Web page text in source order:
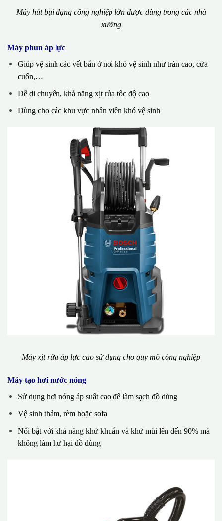
Máy hút bụi dạng công nghiệp lớn được dùng trong các nhà
xưởng
Máy phun áp lực
Giúp vệ sinh các vết bẩn ở nơi khó vệ sinh như tràn cao, cửa
cuốn,…
Dễ di chuyển, khả năng xịt rửa tốc độ cao
Dùng cho các khu vực nhân viên khó vệ sinh
Máy xịt rửa áp lực cao sử dụng cho quy mô công nghiệp
Máy tạo hơi nước nóng
Sử dụng hơi nóng áp suất cao để làm sạch đồ dùng
Vệ sinh thảm, rèm hoặc sofa
Nổi bật với khả năng khử khuẩn và khử mùi lên đến 90% mà
không làm hư hại đồ dùng